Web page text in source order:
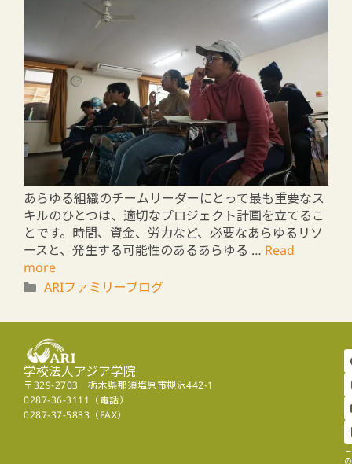
あらゆる組織のチームリーダーにとって最も重要なス
キルのひとつは、適切なプロジェクト計画を立てるこ
とです。時間、資金、労力など、必要なあらゆるリソ
ースと、発生する可能性のあるあらゆる … Read
more
ARIファミリーブログ
学校法人アジア学院
〒329-2703 栃木県那須塩原市槻沢442-1
0287-36-3111（電話）
0287-37-5833（FAX）
こ
の